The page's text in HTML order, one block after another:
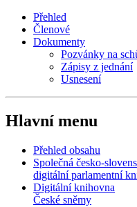
Přehled
Členové
Dokumenty
Pozvánky na
Zápisy z jednání
Usnesení
Hlavní menu
Přehled obsahu
Společná česko-
digitální parlamentní
Digitální knihovna
České sněmy